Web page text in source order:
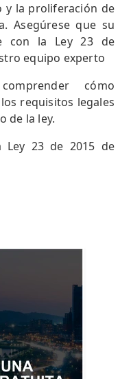
y la proliferación de
Asegúrese que su
con la Ley 23 de
equipo experto
cómo
requisitos legales
de la ley.
Ley 23 de 2015 de